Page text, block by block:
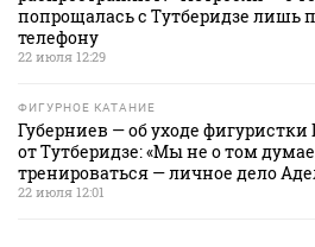
попрощалась с Тутберидзе лишь
телефону
22 июля 12:29
ФИГУРНОЕ КАТАНИЕ
Губерниев — об уходе фигуристки
от Тутберидзе: «Мы не о том
тренироваться — личное дело
22 июля 12:01